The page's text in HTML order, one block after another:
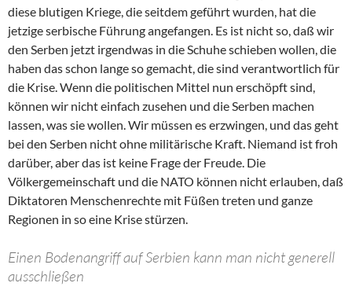
diese blutigen Kriege, die seitdem geführt wurden, hat die
jetzige serbische Führung angefangen. Es ist nicht so, daß wir
den Serben jetzt irgendwas in die Schuhe schieben wollen, die
haben das schon lange so gemacht, die sind verantwortlich für
die Krise. Wenn die politischen Mittel nun erschöpft sind,
können wir nicht einfach zusehen und die Serben machen
lassen, was sie wollen. Wir müssen es erzwingen, und das geht
bei den Serben nicht ohne militärische Kraft. Niemand ist froh
darüber, aber das ist keine Frage der Freude. Die
Völkergemeinschaft und die NATO können nicht erlauben, daß
Diktatoren Menschenrechte mit Füßen treten und ganze
Regionen in so eine Krise stürzen.
Einen Bodenangriff auf Serbien kann man nicht generell
ausschließen